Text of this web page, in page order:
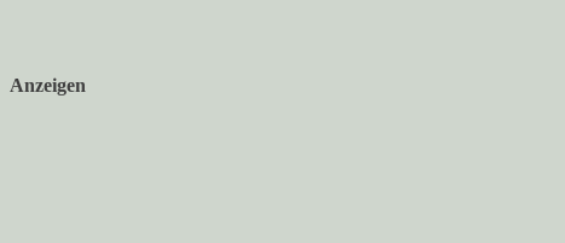
Anzeigen